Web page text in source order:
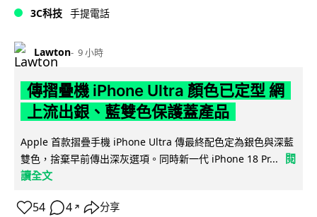
3C科技 手提電話
Lawton 9 小時
傳摺疊機 iPhone Ultra 顏色已定型 網
上流出銀、藍雙色保護蓋產品
Apple 首款摺疊手機 iPhone Ultra 傳最終配色定為銀色與深藍
雙色，捨棄早前傳出深灰選項。同時新一代 iPhone 18 Pr...
閱
讀全文
54 4 ↗ 分享